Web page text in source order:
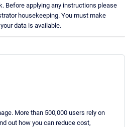
Before applying any instructions please
housekeeping. You must make
data is available.
More than 500,000 users rely on
out how you can reduce cost,